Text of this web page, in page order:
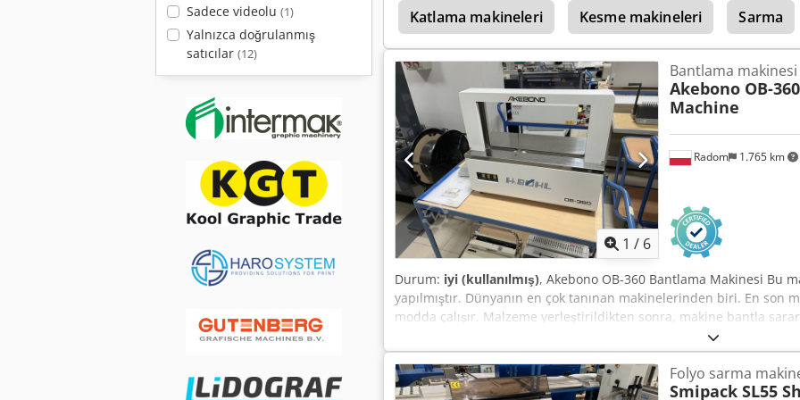
Sadece videolu (1)
Yalnızca doğrulanmış
satıcılar (12)
Katlama makineleri
Kesme makineleri Sarma
Folyo Sarma Makinesi Cmc
1 / 6
Radom 1.765 km
Bantlama makinesi
Akebono OB-360
Machine
Durum: iyi (kullanılmış), Akebono OB-360 Bantlama Makinesi Bu
yapılmıştır. Dünyanın en çok tanınan makinelerinden biri. En son
modda çalışır. Malzeme yerleştirildikten sonra, makine bantla sarar,
oluşturur. Djdoziyrvepfx Acdeck Kartvizitler, broşürler, takvimler
idealdir. Kağıt veya folyo bant ile kullanılabilir. Teknik Özellikler:
çevrim/dakika Çerçeve boyutları: 420 x 210 mm Bant uzunluğu:
üretilmiştir.
Folyo sarma
Smipack SL55